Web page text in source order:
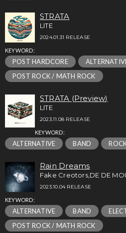
STRATA
LITE
2024.01.31 RELEASE
KEYWORD:
POST HARDCORE
POST ROCK / MATH ROCK
STRATA (Preview)
LITE
2023.11.08 RELEASE
KEYWORD:
ALTERNATIVE BAND
Rain Dreams
Fake Creotors,DE DE
2023.10.04 RELEASE
KEYWORD:
ALTERNATIVE BAND
POST ROCK / MATH ROCK